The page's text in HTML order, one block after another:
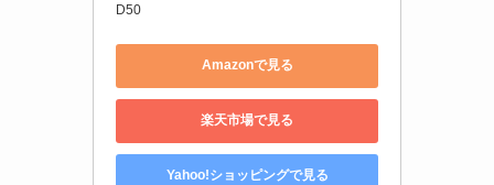
D50
Amazonで見る
楽天市場で見る
Yahoo!ショッピングで見る